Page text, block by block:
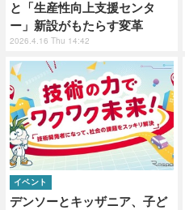
と「生産性向上支援センタ
ー」新設がもたらす変革
2026.4.16 Thu 14:42
デンソーとキッザニア、子ど
イベント